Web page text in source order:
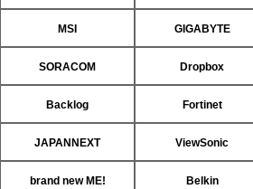
MSI GIGABYTE
SORACOM Dropbox
Backlog Fortinet
JAPANNEXT ViewSonic
brand new ME! Belkin